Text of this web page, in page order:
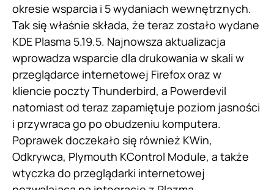
okresie wsparcia i 5 wydaniach wewnętrznych.
Tak się właśnie składa, że teraz zostało wydane
KDE Plasma 5.19.5. Najnowsza aktualizacja
wprowadza wsparcie dla drukowania w skali w
przeglądarce internetowej Firefox oraz w
kliencie poczty Thunderbird, a Powerdevil
natomiast od teraz zapamiętuje poziom jasności
i przywraca go po obudzeniu komputera.
Poprawek doczekało się również KWin,
Odkrywca, Plymouth KControl Module, a także
wtyczka do przeglądarki internetowej